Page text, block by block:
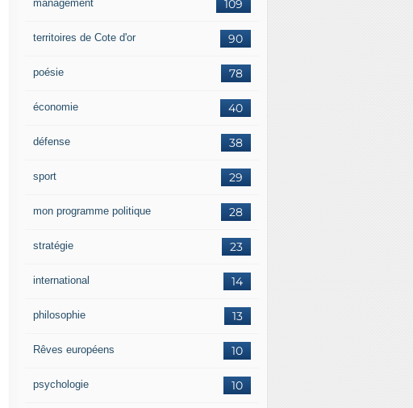
109
management
90
territoires de Cote d'or
78
poésie
40
économie
38
défense
29
sport
28
mon programme politique
23
stratégie
14
international
13
philosophie
10
Rêves européens
10
psychologie